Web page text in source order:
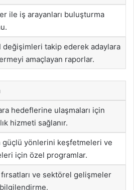
ile iş arayanları buluşturma
değişimleri takip ederek adaylara
amaçlayan raporlar.
hedeflerine ulaşmaları için
hizmeti sağlanır.
güçlü yönlerini keşfetmeleri ve
için özel programlar.
ve sektörel gelişmeler